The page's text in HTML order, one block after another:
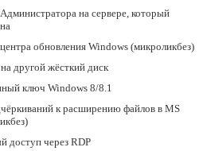
на сервере, который
обновления Windows (микроликбез)
другой жёсткий диск
ключ Windows 8/8.1
к расширению файлов в MS
доступ через RDP